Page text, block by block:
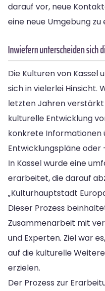
darauf vor, neue
eine neue Umgebung zu
Inwiefern unterscheiden sich
Die Kulturen von Kassel
sich in vielerlei Hinsicht.
letzten Jahren
kulturelle Entwicklung
konkrete Informationen
Entwicklungspläne
In Kassel wurde eine
erarbeitet, die darauf
„Kulturhauptstadt
Dieser Prozess
Zusammenarbeit mit
und Experten. Ziel war
auf die kulturelle
erzielen.
Der Prozess zur